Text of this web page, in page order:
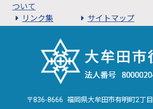
ついて
リンク集
サイトマップ
〒836-8666 福岡県大牟田市有明町2丁